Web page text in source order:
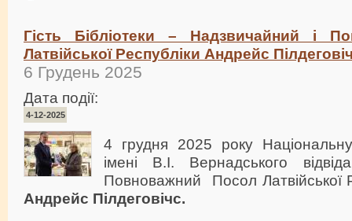
Гість Бібліотеки – Надзвичайний і
Латвійської Республіки Андрейс
6 Грудень 2025
Дата події:
4-12-2025
4 грудня 2025 року Національну
імені В.І. Вернадського
Повноважний Посол Латвійської
Андрейс Пілдеговічс.